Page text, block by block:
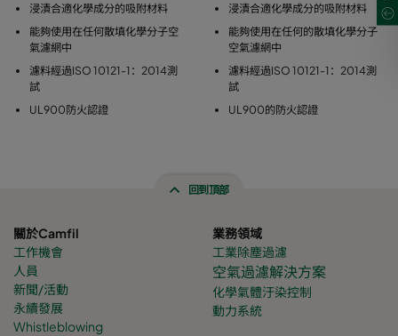
浸漬合適化學成分的吸附材料
能夠使用在任何散填化學分子空
氣濾網中
濾料經過ISO 10121-1：2014測
試
UL900防火認證
浸漬合適化學成分的吸附材料
能夠使用在任何的散填化學分子
空氣濾網中
濾料經過ISO 10121-1：2014測
試
UL900的防火認證
回到頂部
關於Camfil
工作機會
人員
新聞/活動
永續發展
Whistleblowing
業務領域
工業除塵過濾
空氣過濾解決方案
化學氣體汙染控制
動力系統